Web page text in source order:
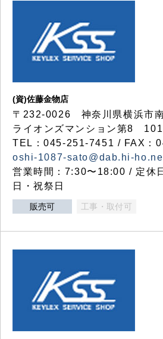
(資)佐藤金物店
〒232-0026 神奈川県横浜市
ライオンズマンション第8 101
TEL：045-251-7451 / FAX：
oshi-1087-sato@dab.hi-
営業時間：7:30〜18:00 / 定休
日・祝祭日
販売可 工事・取付可